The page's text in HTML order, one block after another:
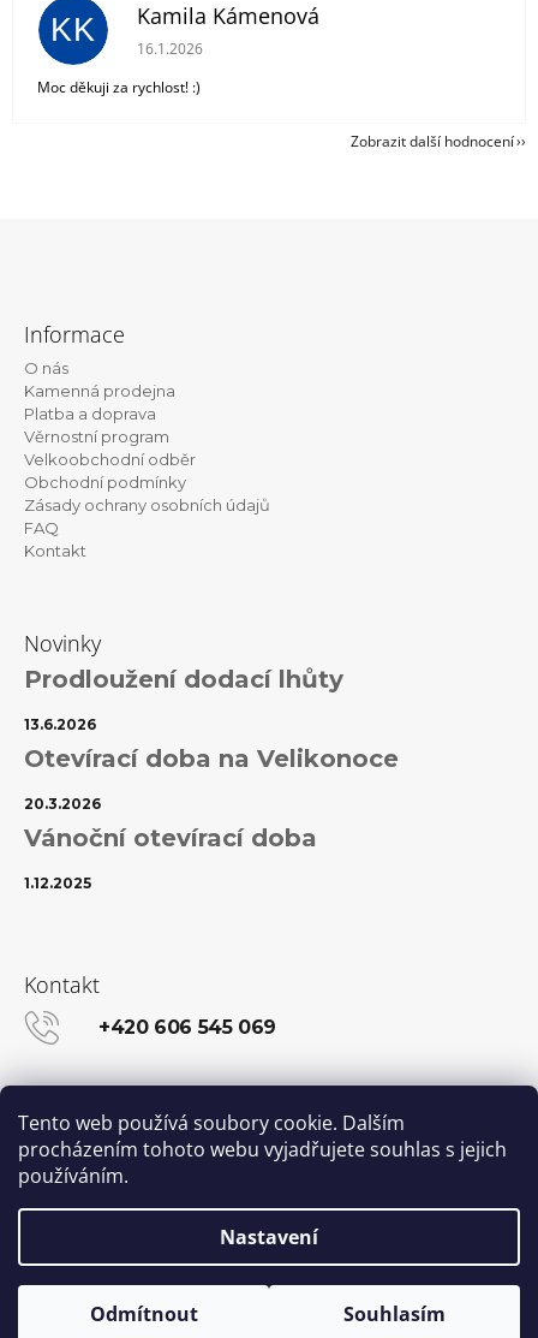
Tento web používá soubory cookie. Dalším
procházením tohoto webu vyjadřujete souhlas s jejich
používáním.
Nastavení
Odmítnout Souhlasím
KK Kamila Kámenová
Hodnocení obchodu je 5 z 5 hvězdiček.
16.1.2026
Moc děkuji za rychlost! :)
Zobrazit další hodnocení
Informace
O nás
Kamenná prodejna
Platba a doprava
Věrnostní program
Velkoobchodní odběr
Obchodní podmínky
Zásady ochrany osobních údajů
FAQ
Kontakt
Novinky
Prodloužení dodací lhůty
13.6.2026
Otevírací doba na Velikonoce
20.3.2026
Vánoční otevírací doba
1.12.2025
Kontakt
+420 606 545 069
Vytvořil Shoptet
© 2026 Kanekalon-STORE.cz. Všechna práva
vyhrazena.Upravit nastavení cookies